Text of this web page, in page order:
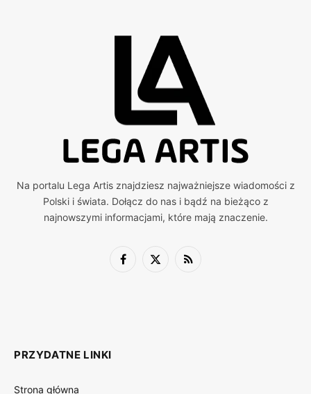
Na portalu Lega Artis znajdziesz najważniejsze wiadomości z
Polski i świata. Dołącz do nas i bądź na bieżąco z
najnowszymi informacjami, które mają znaczenie.
Facebook
X
RSS
PRZYDATNE LINKI
Strona główna